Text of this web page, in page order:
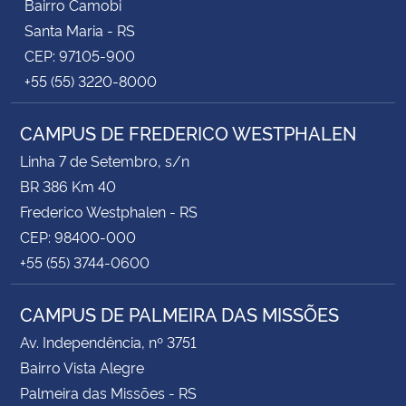
Bairro Camobi
Santa Maria - RS
CEP: 97105-900
+55 (55) 3220-8000
CAMPUS DE FREDERICO WESTPHALEN
Linha 7 de Setembro, s/n
BR 386 Km 40
Frederico Westphalen - RS
CEP: 98400-000
+55 (55) 3744-0600
CAMPUS DE PALMEIRA DAS MISSÕES
Av. Independência, nº 3751
Bairro Vista Alegre
Palmeira das Missões - RS